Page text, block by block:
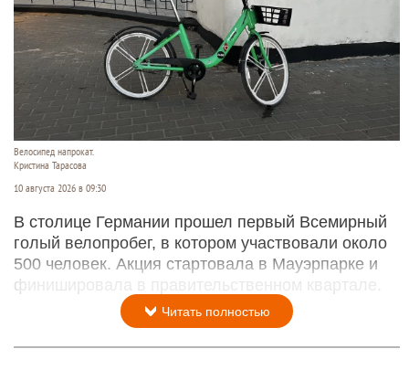
Велосипед напрокат.
Кристина Тарасова
10 августа 2026 в 09:30
В столице Германии прошел первый Всемирный
голый велопробег, в котором участвовали около
500 человек. Акция стартовала в Мауэрпарке и
финишировала в правительственном квартале.
Читать полностью